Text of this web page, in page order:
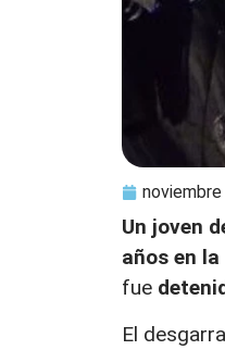
Un joven
años en
fue
El